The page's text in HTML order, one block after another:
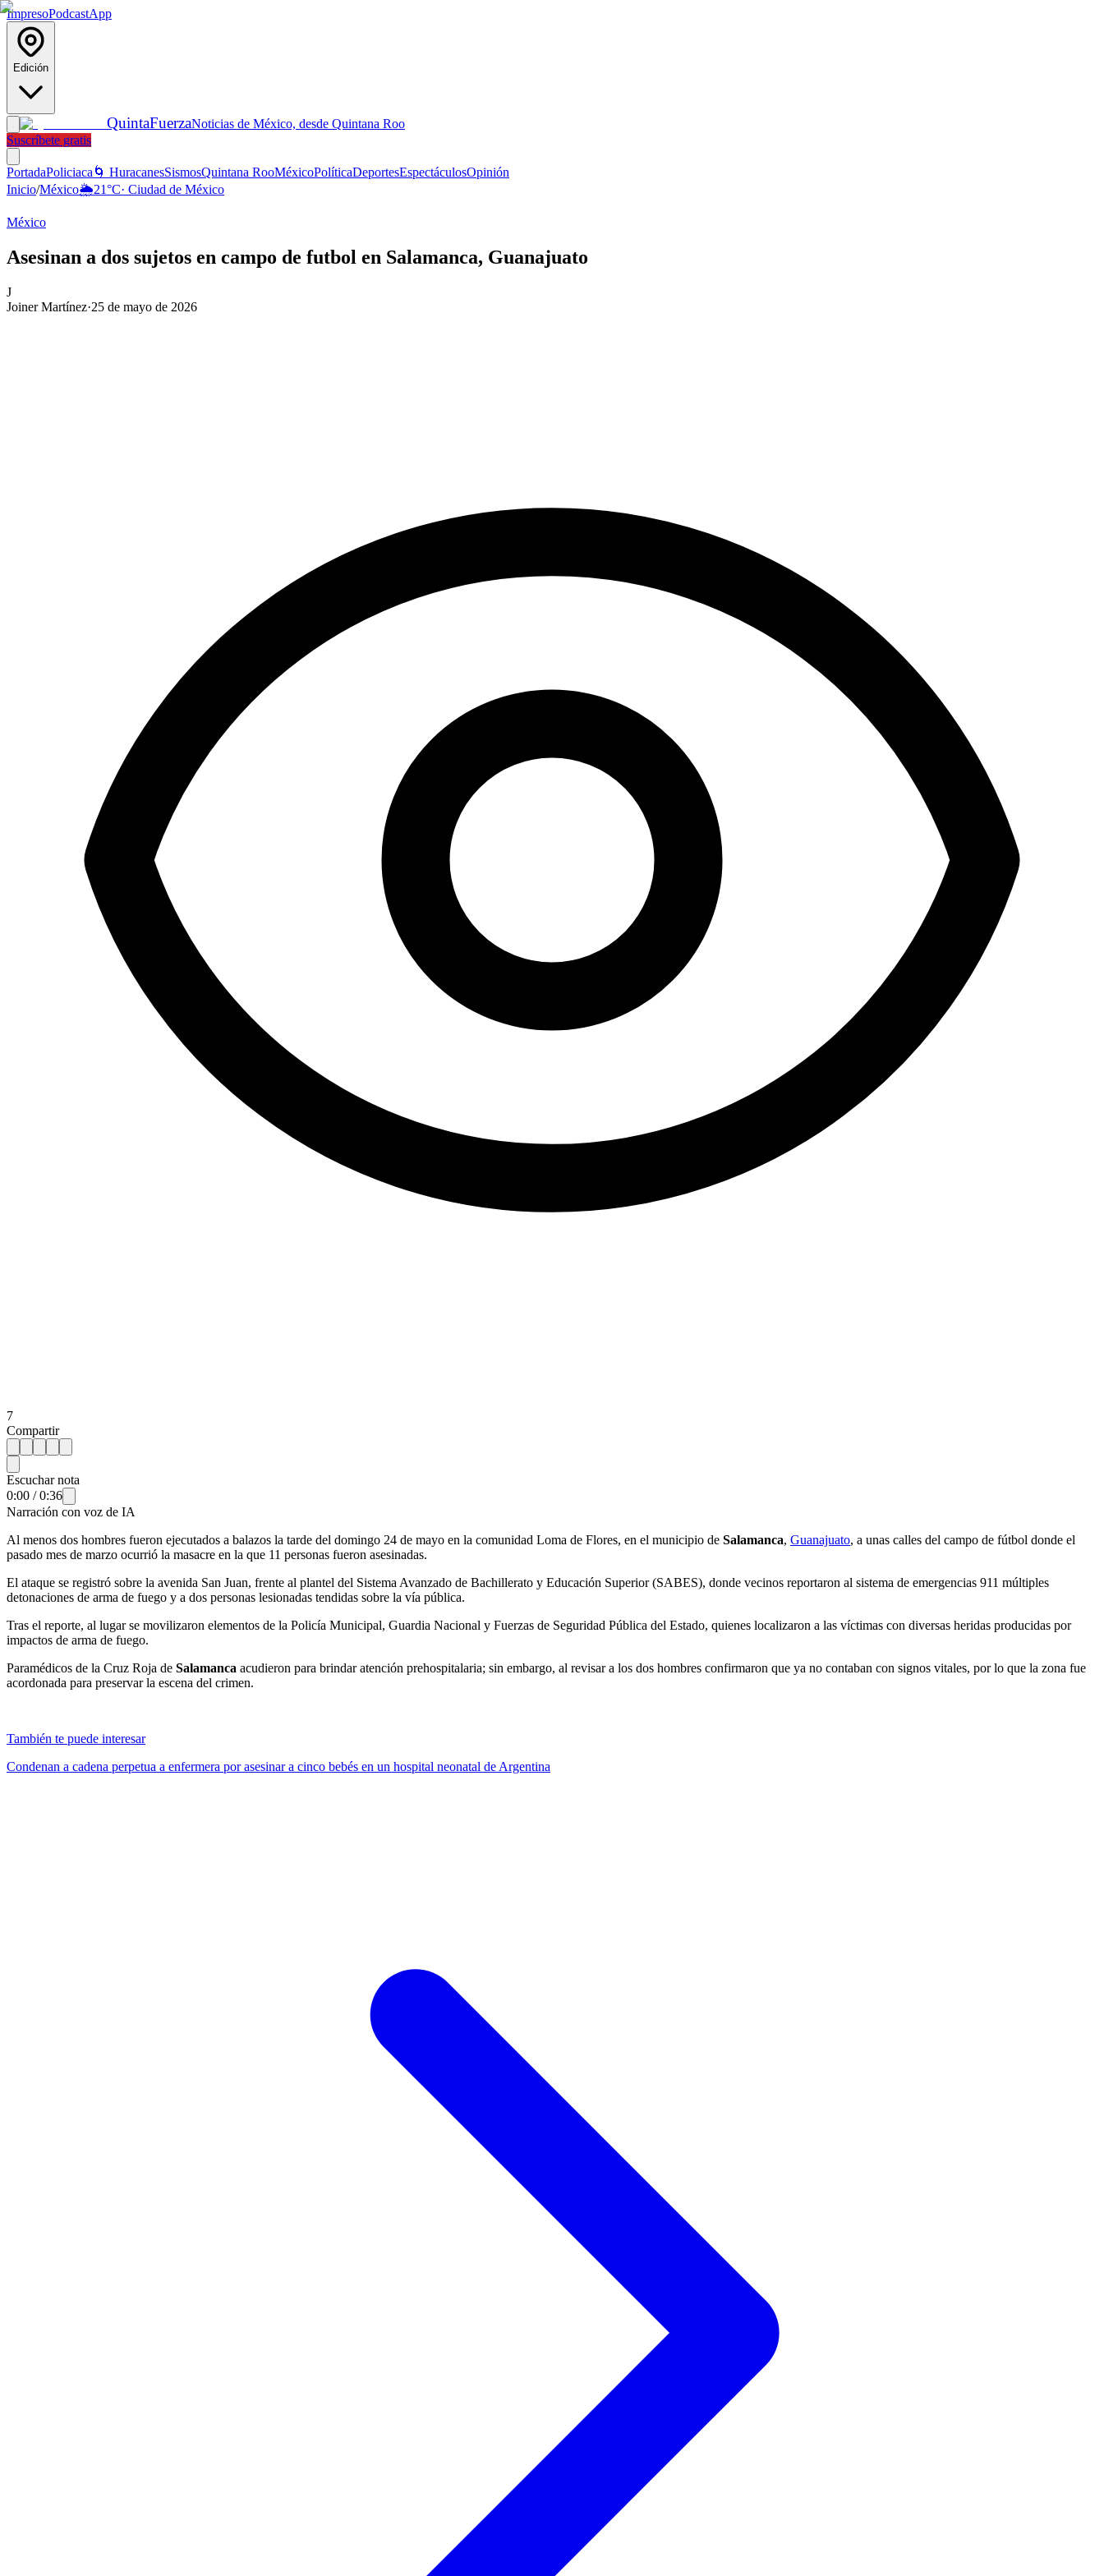
ImpresoPodcastApp
Edición
QuintaFuerzaNoticias de México, desde Quintana Roo
Suscríbete gratis
PortadaPoliciaca 🌀 HuracanesSismosQuintana RooMéxicoPolíticaDeportesEspectáculosOpinión
Inicio/México🌦️21°C· Ciudad de México
México
Asesinan a dos sujetos en campo de futbol en Salamanca, Guanajuato
J
Joiner Martínez·25 de mayo de 2026
7
Compartir
Escuchar nota
0:00 /0:36
Narración con voz de IA
Al menos dos hombres fueron ejecutados a balazos la tarde del domingo 24 de mayo en la comunidad Loma de Flores, en el municipio de Salamanca, Guanajuato, a unas calles del campo de fútbol donde el
pasado mes de marzo ocurrió la masacre en la que 11 personas fueron asesinadas.
El ataque se registró sobre la avenida San Juan, frente al plantel del Sistema Avanzado de Bachillerato y Educación Superior (SABES), donde vecinos reportaron al sistema de emergencias 911 múltiples
detonaciones de arma de fuego y a dos personas lesionadas tendidas sobre la vía pública.
Tras el reporte, al lugar se movilizaron elementos de la Policía Municipal, Guardia Nacional y Fuerzas de Seguridad Pública del Estado, quienes localizaron a las víctimas con diversas heridas producidas por
impactos de arma de fuego.
Paramédicos de la Cruz Roja de Salamanca acudieron para brindar atención prehospitalaria; sin embargo, al revisar a los dos hombres confirmaron que ya no contaban con signos vitales, por lo que la zona fue
acordonada para preservar la escena del crimen.
También te puede interesar
Condenan a cadena perpetua a enfermera por asesinar a cinco bebés en un hospital neonatal de Argentina